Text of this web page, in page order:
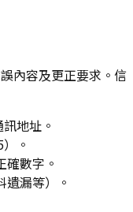
內容及更正要求。信
地址。
。
數字。
漏等）。